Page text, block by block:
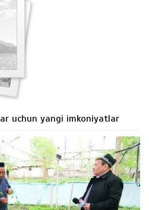
uchun yangi imkoniyatlar